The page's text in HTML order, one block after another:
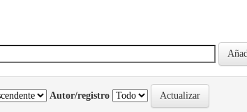
Autor/registro